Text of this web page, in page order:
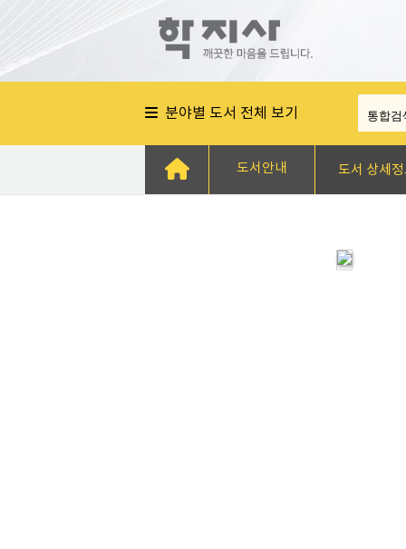
분야별 도서 전체 보기
도서안내 도서 상세